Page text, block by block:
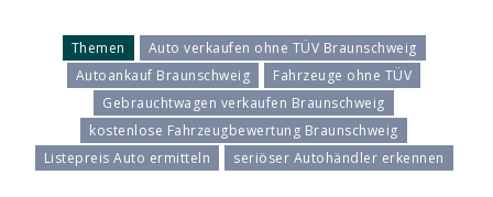
Themen
Auto verkaufen ohne TÜV Braunschweig
Autoankauf Braunschweig
Fahrzeuge ohne TÜV
Gebrauchtwagen verkaufen Braunschweig
kostenlose Fahrzeugbewertung Braunschweig
Listepreis Auto ermitteln
seriöser Autohändler erkennen